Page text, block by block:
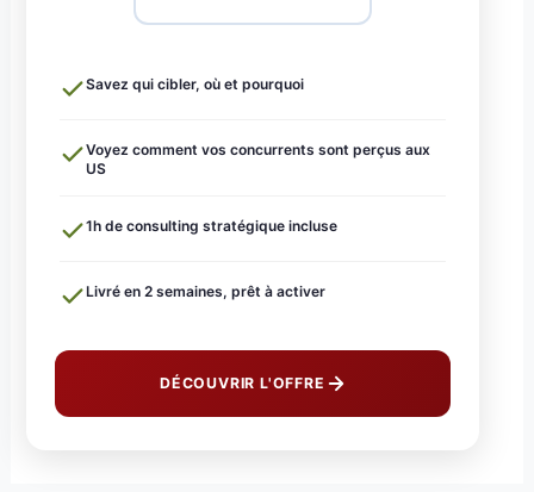
Savez qui cibler, où et pourquoi
Voyez comment vos concurrents sont perçus aux
US
1h de consulting stratégique incluse
Livré en 2 semaines, prêt à activer
DÉCOUVRIR L'OFFRE